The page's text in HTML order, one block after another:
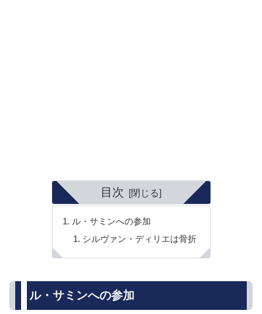
目次
ル・サミンへの参加
シルヴァン・ディリエは骨折
ル・サミンへの参加